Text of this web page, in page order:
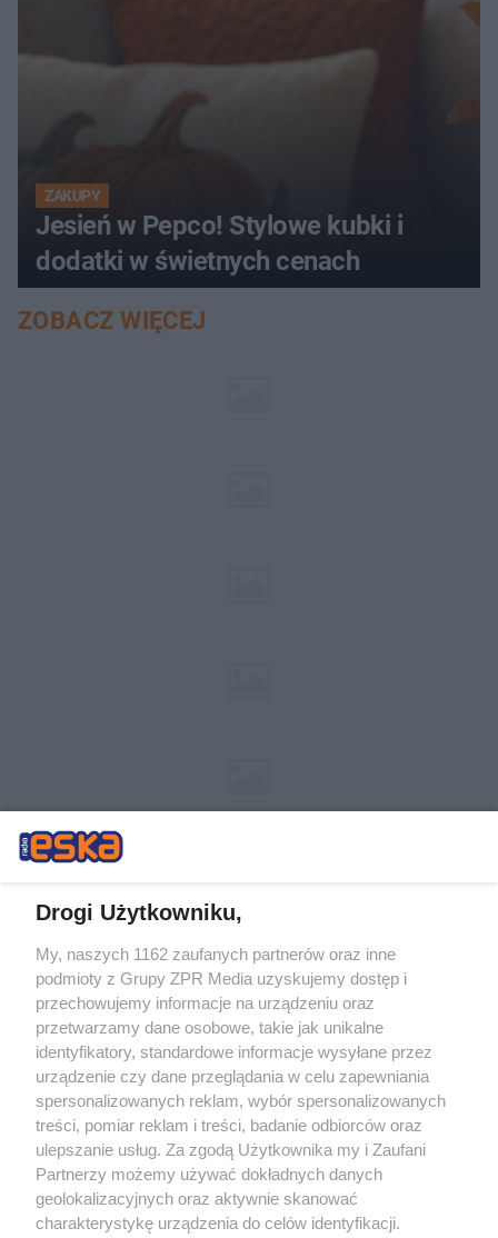
ZAKUPY
Jesień w Pepco! Stylowe kubki i
dodatki w świetnych cenach
ZOBACZ WIĘCEJ
Żaden utwór zamieszczony w serwisie nie może być powielany i
rozpowszechniany lub dalej rozpowszechniany w jakikolwiek sposób (w
tym także elektroniczny lub mechaniczny) na jakimkolwiek polu
eksploatacji w jakiejkolwiek formie, włącznie z umieszczaniem w
Internecie bez pisemnej zgody właściciela praw. Jakiekolwiek użycie lub
wykorzystanie utworów w całości lub w części z naruszeniem prawa,
tzn. bez właściwej zgody, jest zabronione pod groźbą kary i może być
ścigane prawnie.
Drogi Użytkowniku,
My, naszych 1162 zaufanych partnerów oraz inne
podmioty z Grupy ZPR Media uzyskujemy dostęp i
przechowujemy informacje na urządzeniu oraz
przetwarzamy dane osobowe, takie jak unikalne
identyfikatory, standardowe informacje wysyłane przez
urządzenie czy dane przeglądania w celu zapewniania
spersonalizowanych reklam, wybór spersonalizowanych
treści, pomiar reklam i treści, badanie odbiorców oraz
ulepszanie usług. Za zgodą Użytkownika my i Zaufani
Partnerzy możemy używać dokładnych danych
geolokalizacyjnych oraz aktywnie skanować
charakterystykę urządzenia do celów identyfikacji.